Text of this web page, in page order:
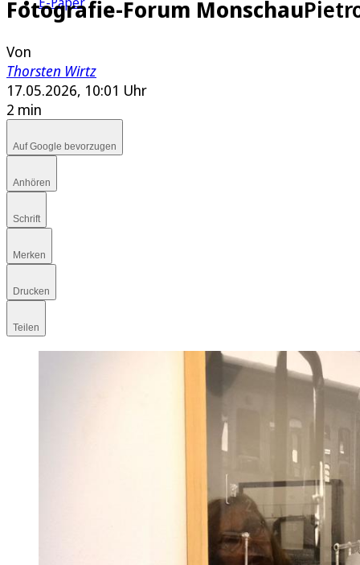
Fotografie-Forum Monschau
Von
Thorsten Wirtz
17.05.2026, 10:01 Uhr
2 min
Auf Google bevorzugen
Anhören
Schrift
Merken
Drucken
Teilen